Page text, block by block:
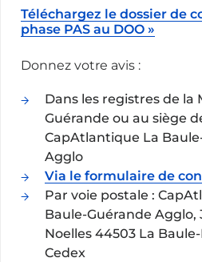
Téléchargez le dossier de
phase PAS au DOO »
Donnez votre avis :
Dans les registres de la
Guérande ou au siège
CapAtlantique La
Agglo
Via le formulaire de
Par voie postale :
Baule-Guérande Agglo,
Noelles 44503 La
Cedex